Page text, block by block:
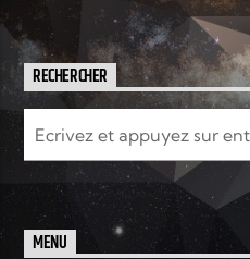
RECHERCHER
MENU